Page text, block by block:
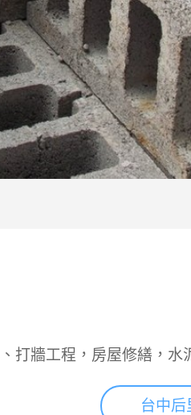
打牆工程，房屋修繕，水
台中后